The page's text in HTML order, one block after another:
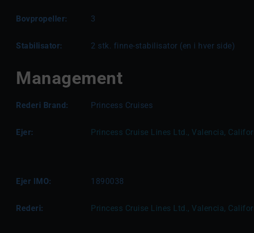
Bovpropeller: 3
Stabilisator: 2 stk. finne-stabilisator (en i hver side)
Management
Rederi Brand: Princess Cruises
Ejer: Princess Cruise Lines Ltd., Valencia,
Ejer IMO: 1890038
Rederi: Princess Cruise Lines Ltd., Valencia,